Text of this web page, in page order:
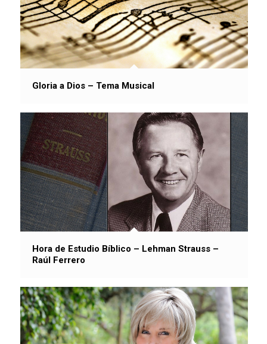
Gloria a Dios – Tema Musical
Hora de Estudio Bíblico – Lehman Strauss –
Raúl Ferrero